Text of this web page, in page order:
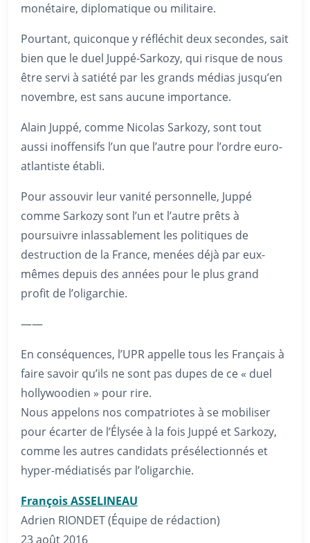
monétaire, diplomatique ou militaire.
Pourtant, quiconque y réfléchit deux secondes, sait
bien que le duel Juppé-Sarkozy, qui risque de nous
être servi à satiété par les grands médias jusqu’en
novembre, est sans aucune importance.
Alain Juppé, comme Nicolas Sarkozy, sont tout
aussi inoffensifs l’un que l’autre pour l’ordre euro-
atlantiste établi.
Pour assouvir leur vanité personnelle, Juppé
comme Sarkozy sont l’un et l’autre prêts à
poursuivre inlassablement les politiques de
destruction de la France, menées déjà par eux-
mêmes depuis des années pour le plus grand
profit de l’oligarchie.
——
En conséquences, l’UPR appelle tous les Français à
faire savoir qu’ils ne sont pas dupes de ce « duel
hollywoodien » pour rire.
Nous appelons nos compatriotes à se mobiliser
pour écarter de l’Élysée à la fois Juppé et Sarkozy,
comme les autres candidats présélectionnés et
hyper-médiatisés par l’oligarchie.
François ASSELINEAU
Adrien RIONDET (Équipe de rédaction)
23 août 2016